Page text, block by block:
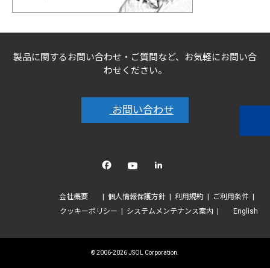
製品に関するお問い合わせ・ご質問など、お気軽にお問い合
わせください。
お問い合わせ
linkedin
会社概要 個人情報保護方針 利用規約
ご利用条件
クッキーポリシー
システムメンテナンス案内 English
© 2006-2026 JSOL Corporation.